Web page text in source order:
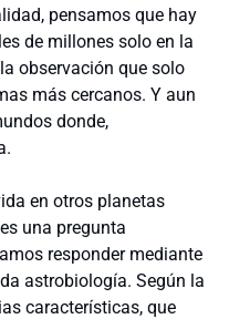
pensamos que hay
de millones solo en la
observación que solo
más cercanos. Y aun
donde,
en otros planetas
una pregunta
responder mediante
astrobiología. Según la
características, que